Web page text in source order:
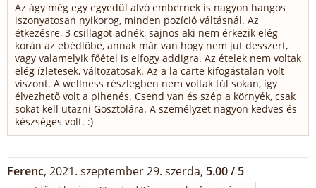
Az ágy még egy egyedül alvó embernek is nagyon hangos
iszonyatosan nyikorog, minden pozíció váltásnál. Az
étkezésre, 3 csillagot adnék, sajnos aki nem érkezik elég
korán az ebédlőbe, annak már van hogy nem jut desszert,
vagy valamelyik főétel is elfogy addigra. Az ételek nem voltak
elég ízletesek, változatosak. Az a la carte kifogástalan volt
viszont. A wellness részlegben nem voltak túl sokan, így
élvezhető volt a pihenés. Csend van és szép a környék, csak
sokat kell utazni Gosztolára. A személyzet nagyon kedves és
készséges volt. :)
Ferenc, 2021. szeptember 29. szerda, 5.00 / 5